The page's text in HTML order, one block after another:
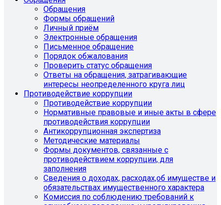
Обращения
Формы обращений
Личный приём
Электронные обращения
Письменное обращение
Порядок обжалования
Проверить статус обращения
Ответы на обращения, затрагивающие
интересы неопределенного круга лиц
Противодействие коррупции
Противодействие коррупции
Нормативные правовые и иные акты в сфере
противодействия коррупции
Антикоррупционная экспертиза
Методические материалы
Формы документов, связанные с
противодействием коррупции, для
заполнения
Сведения о доходах, расходах,об имуществе и
обязательствах имущественного характера
Комиссия по соблюдению требований к